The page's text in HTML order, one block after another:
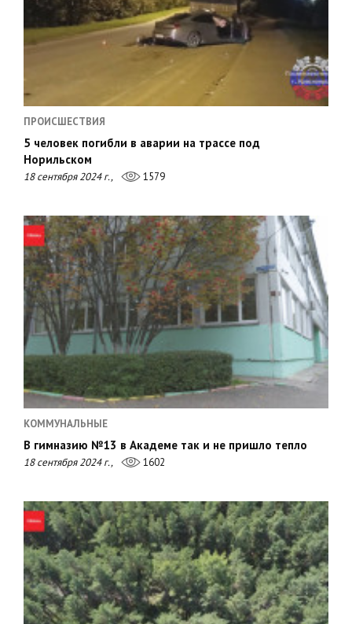
ПРОИСШЕСТВИЯ
5 человек погибли в аварии на трассе под
Норильском
18 сентября 2024 г., 1579
КОММУНАЛЬНЫЕ
В гимназию №13 в Академе так и не пришло тепло
18 сентября 2024 г., 1602